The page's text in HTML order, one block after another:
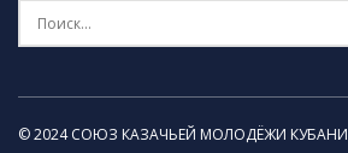
© 2024 СОЮЗ КАЗАЧЬЕЙ МОЛОДЁЖИ КУБАНИ